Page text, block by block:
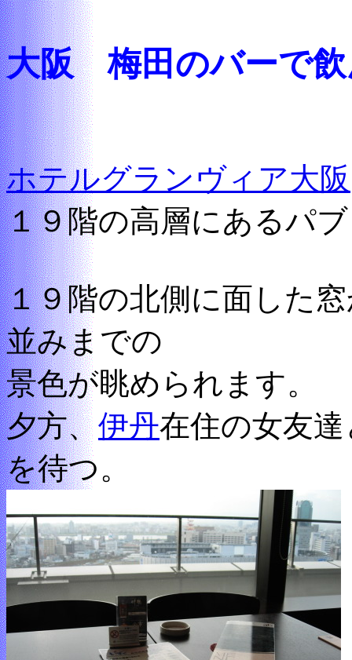
大阪 梅田のバーで飲
ホテルグランヴィア大阪
１９階の高層にあるパ
１９階の北側に面した
並みまでの
景色が眺められます。
夕方、伊丹在住の女友
を待つ。